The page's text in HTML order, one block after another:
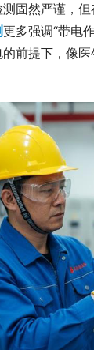
固然严谨，
更多强调“带电
前提下，像